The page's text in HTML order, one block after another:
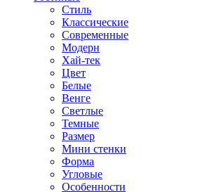
Стиль
Классические
Современные
Модерн
Хай-тек
Цвет
Белые
Венге
Светлые
Темные
Размер
Мини стенки
Форма
Угловые
Особенности